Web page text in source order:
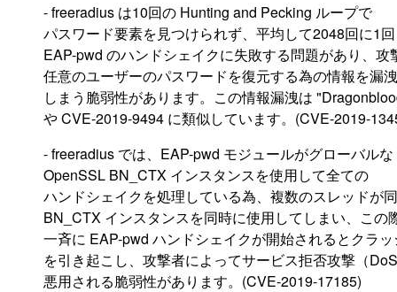
- freeradius は10回の Hunting and Pecking ループで
パスワード要素を見つけられず、平均して2048回に1回
EAP-pwd のハンドシェイクに失敗する問題があり、攻
任意のユーザーのパスワードを復元する為の情報を漏
しまう脆弱性があります。この情報漏洩は
や CVE-2019-9494 に類似しています。(CVE-2019-
- freeradius では、EAP-pwd モジュールがグローバルな
OpenSSL BN_CTX インスタンスを使用して全ての
ハンドシェイクを処理している為、複数のスレッドが
BN_CTX インスタンスを同時に使用してしまい、この
一斉に EAP-pwd ハンドシェイクが開始されるとクラ
を引き起こし、攻撃者によってサービス拒否攻撃（
悪用される脆弱性があります。(CVE-2019-17185)